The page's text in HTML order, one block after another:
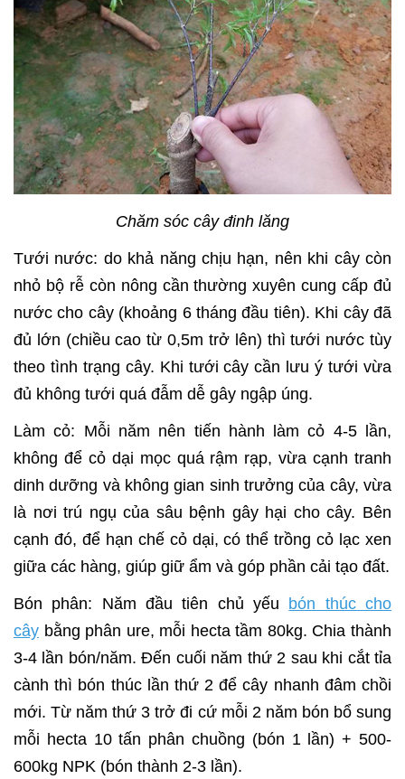
Chăm sóc cây đinh lăng
Tưới nước: do khả năng chịu hạn, nên khi cây còn
nhỏ bộ rễ còn nông cần thường xuyên cung cấp đủ
nước cho cây (khoảng 6 tháng đầu tiên). Khi cây đã
đủ lớn (chiều cao từ 0,5m trở lên) thì tưới nước tùy
theo tình trạng cây. Khi tưới cây cần lưu ý tưới vừa
đủ không tưới quá đẫm dễ gây ngập úng.
Làm cỏ: Mỗi năm nên tiến hành làm cỏ 4-5 lần,
không để cỏ dại mọc quá rậm rạp, vừa cạnh tranh
dinh dưỡng và không gian sinh trưởng của cây, vừa
là nơi trú ngụ của sâu bệnh gây hại cho cây. Bên
cạnh đó, để hạn chế cỏ dại, có thể trồng cỏ lạc xen
giữa các hàng, giúp giữ ẩm và góp phần cải tạo đất.
Bón phân: Năm đầu tiên chủ yếu bón thúc cho
cây bằng phân ure, mỗi hecta tầm 80kg. Chia thành
3-4 lần bón/năm. Đến cuối năm thứ 2 sau khi cắt tỉa
cành thì bón thúc lần thứ 2 để cây nhanh đâm chồi
mới. Từ năm thứ 3 trở đi cứ mỗi 2 năm bón bổ sung
mỗi hecta 10 tấn phân chuồng (bón 1 lần) + 500-
600kg NPK (bón thành 2-3 lần).